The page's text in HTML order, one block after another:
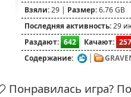
Взяли:29 | Размер:6.76 GB
Последняя активность:29
Раздают: 642 Качают: 257
Содержание:
Понравилась игра?